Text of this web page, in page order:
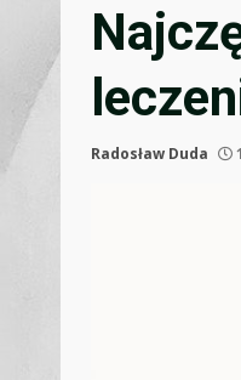
Radosław Duda